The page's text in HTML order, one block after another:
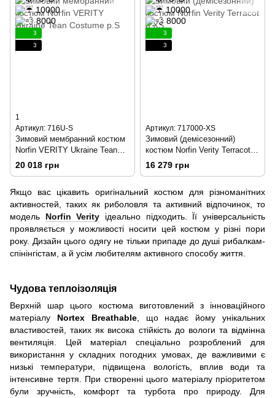
3
3
1
Артикул: 716U-S
Зимовий мембранний костюм
Norfin VERITY Ukraine Tean
Costume р.S
20 018 грн
3
3
Артикул: 717000-XS
Зимовий (демісезонний)
костюм Norfin Verity Terracot
р.XS
16 279 грн
Якщо вас цікавить оригінальний костюм для різноманітних
активностей, таких як риболовля та активний відпочинок, то
модель Norfin Verity ідеально підходить. Її універсальність
проявляється у можливості носити цей костюм у різні пори
року. Дизайн цього одягу не тільки припаде до душі рибалкам-
спінінгістам, а й усім любителям активного способу життя.
Чудова теплоізоляція
Верхній шар цього костюма виготовлений з інноваційного
матеріалу Nortex Breathable, що надає йому унікальних
властивостей, таких як висока стійкість до вологи та відмінна
вентиляція. Цей матеріал спеціально розроблений для
використання у складних погодних умовах, де важливими є
низькі температури, підвищена вологість, вплив води та
інтенсивне тертя. При створенні цього матеріалу пріоритетом
були зручність, комфорт та турбота про природу. Для